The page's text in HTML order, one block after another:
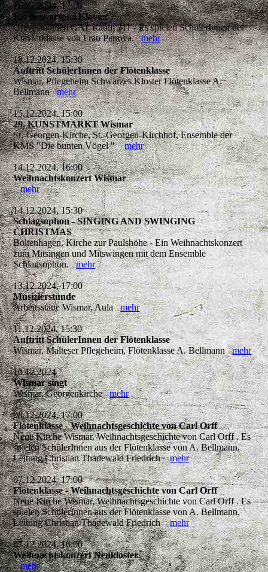
18.12.2024, 17:00
Klassenvorspiel Klavier
Grevesmühlen GAT Raum 311 - Es spielen SchülerInnen der
Klavierklasse von Frau Petrova.mehr
18.12.2024, 15:30
Auftritt SchülerInnen der Flötenklasse
Wismar, Pflegeheim Schwarzes Kloster Flötenklasse A.
Bellmannmehr
15.12.2024, 15:00
29. KUNSTMARKT Wismar
St.-Georgen-Kirche, St.-Georgen-Kirchhof, Ensemble der
KMS "Die bunten Vögel "mehr
14.12.2024, 16:00
Weihnachtskonzert Wismar
mehr
14.12.2024, 15:30
Schlagsophon - SINGING AND SWINGING
CHRISTMAS
Boltenhagen, Kirche zur Paulshöhe - Ein Weihnachtskonzert
zum Mitsingen und Mitswingen mit dem Ensemble
Schlagsophon.mehr
13.12.2024, 17:00
Musizierstunde
Arbeitsstätte Wismar, Aulamehr
11.12.2024, 15:30
Auftritt SchülerInnen der Flötenklasse
Wismar, Malteser Pflegeheim, Flötenklasse A. Bellmannmehr
10.12.2024
Wismar singt
Wismar, Georgenkirchemehr
08.12.2024, 17:00
Flötenklasse - Weihnachtsgeschichte von Carl Orff
Neue Kirche Wismar, Weihnachtsgeschichte von Carl Orff . Es
spielen SchülerInnen aus der Flötenklasse von A. Bellmann,
Leitung Christian Thadewald Friedrichmehr
07.12.2024, 17:00
Flötenklasse - Weihnachtsgeschichte von Carl Orff
Neue Kirche Wismar, Weihnachtsgeschichte von Carl Orff . Es
spielen SchülerInnen aus der Flötenklasse von A. Bellmann,
Leitung Christian Thadewald Friedrichmehr
07.12.2024, 16:00
Weihnachtskonzert Neukloster
mehr